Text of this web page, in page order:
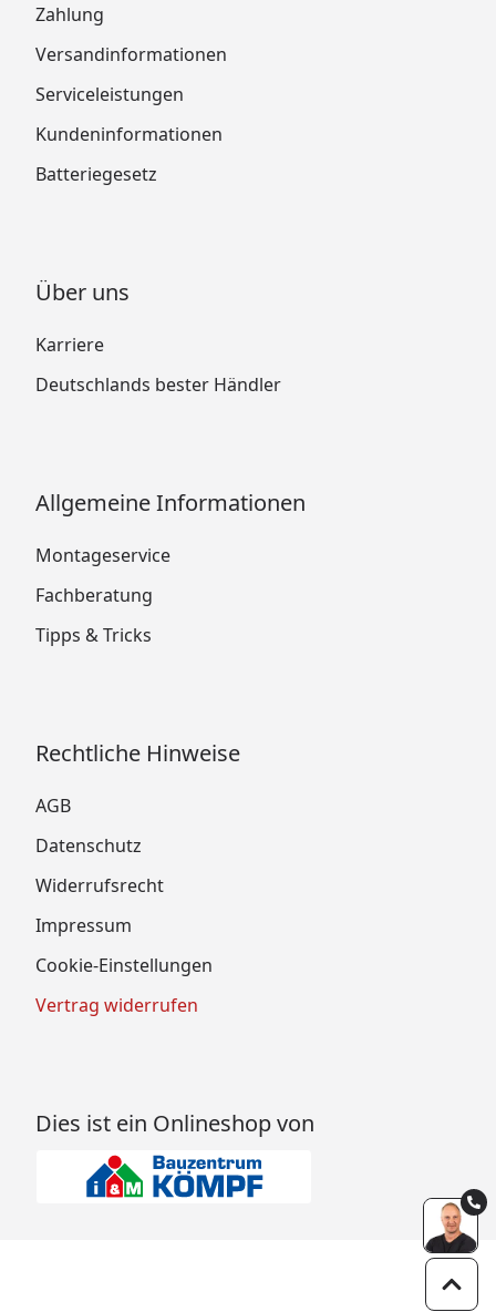
Zahlung
Versandinformationen
Serviceleistungen
Kundeninformationen
Batteriegesetz
Über uns
Karriere
Deutschlands bester Händler
Allgemeine Informationen
Montageservice
Fachberatung
Tipps & Tricks
Rechtliche Hinweise
AGB
Datenschutz
Widerrufsrecht
Impressum
Cookie-Einstellungen
Vertrag widerrufen
Dies ist ein Onlineshop von